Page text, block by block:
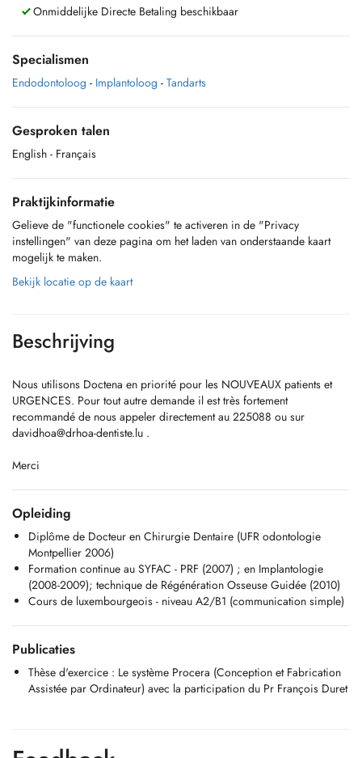
Onmiddelijke Directe Betaling beschikbaar
Specialismen
Endodontoloog - Implantoloog - Tandarts
Gesproken talen
English - Français
Praktijkinformatie
Gelieve de "functionele cookies" te activeren in de "Privacy
instellingen" van deze pagina om het laden van onderstaande kaart
mogelijk te maken.
Bekijk locatie op de kaart
Beschrijving
Nous utilisons Doctena en priorité pour les NOUVEAUX patients et
URGENCES. Pour tout autre demande il est très fortement
recommandé de nous appeler directement au 225088 ou sur
davidhoa@drhoa-dentiste.lu .
Merci
Opleiding
Diplôme de Docteur en Chirurgie Dentaire (UFR odontologie
Montpellier 2006)
Formation continue au SYFAC - PRF (2007) ; en Implantologie
(2008-2009); technique de Régénération Osseuse Guidée (2010)
Cours de luxembourgeois - niveau A2/B1 (communication simple)
Publicaties
Thèse d'exercice : Le système Procera (Conception et Fabrication
Assistée par Ordinateur) avec la participation du Pr François Duret